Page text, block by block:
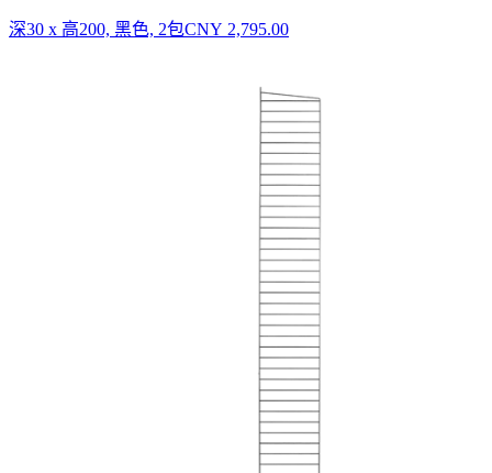
深30 x 高200, 黑色, 2包CNY 2,795.00